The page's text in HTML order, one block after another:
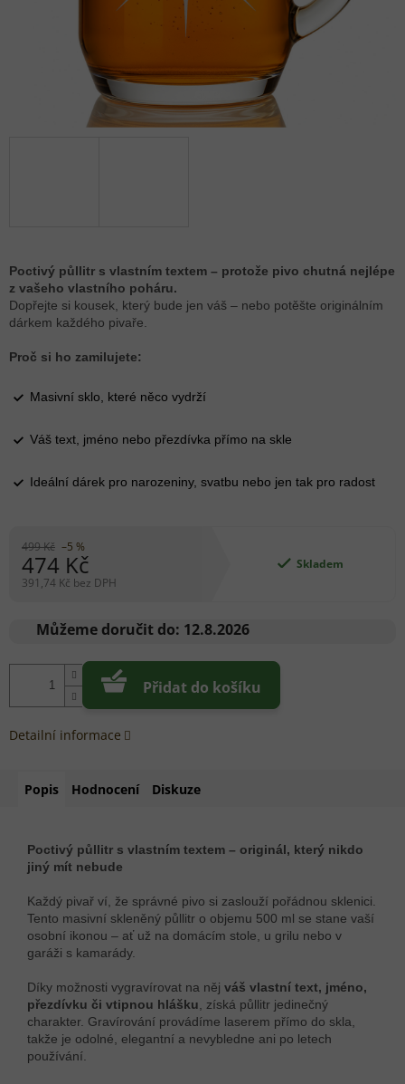
499 Kč –5 %
474 Kč
391,74 Kč bez DPH
cena:
Skladem
Můžeme doručit do: 12.8.2026
Přidat do košíku
Poctivý půllitr s vlastním textem – protože pivo chutná nejlépe
z vašeho vlastního poháru.
Dopřejte si kousek, který bude jen váš – nebo potěšte originálním
dárkem každého pivaře.
Proč si ho zamilujete:
Masivní sklo, které něco vydrží
Váš text, jméno nebo přezdívka přímo na skle
Ideální dárek pro narozeniny, svatbu nebo jen tak pro radost
Detailní informace
Popis Hodnocení Diskuze
Poctivý půllitr s vlastním textem – originál, který nikdo
jiný mít nebude
Každý pivař ví, že správné pivo si zaslouží pořádnou sklenici.
Tento masivní skleněný půllitr o objemu 500 ml se stane vaší
osobní ikonou – ať už na domácím stole, u grilu nebo v
garáži s kamarády.
Díky možnosti vygravírovat na něj váš vlastní text, jméno,
přezdívku či vtipnou hlášku, získá půllitr jedinečný
charakter. Gravírování provádíme laserem přímo do skla,
takže je odolné, elegantní a nevybledne ani po letech
používání.